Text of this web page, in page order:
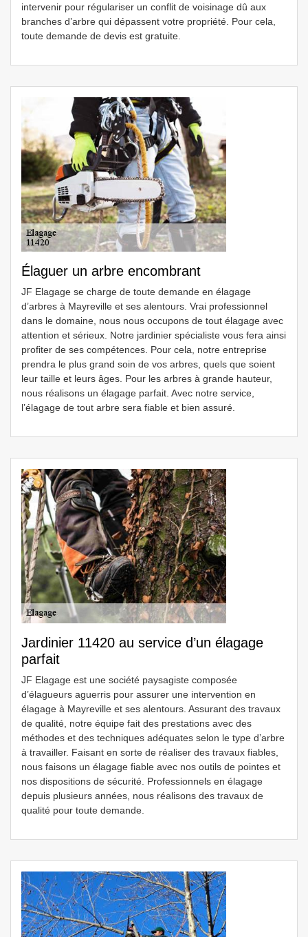
intervenir pour régulariser un conflit de voisinage dû aux
branches d’arbre qui dépassent votre propriété. Pour cela,
toute demande de devis est gratuite.
Élaguer un arbre encombrant
JF Elagage se charge de toute demande en élagage
d’arbres à Mayreville et ses alentours. Vrai professionnel
dans le domaine, nous nous occupons de tout élagage avec
attention et sérieux. Notre jardinier spécialiste vous fera ainsi
profiter de ses compétences. Pour cela, notre entreprise
prendra le plus grand soin de vos arbres, quels que soient
leur taille et leurs âges. Pour les arbres à grande hauteur,
nous réalisons un élagage parfait. Avec notre service,
l’élagage de tout arbre sera fiable et bien assuré.
Jardinier 11420 au service d’un élagage
parfait
JF Elagage est une société paysagiste composée
d’élagueurs aguerris pour assurer une intervention en
élagage à Mayreville et ses alentours. Assurant des travaux
de qualité, notre équipe fait des prestations avec des
méthodes et des techniques adéquates selon le type d’arbre
à travailler. Faisant en sorte de réaliser des travaux fiables,
nous faisons un élagage fiable avec nos outils de pointes et
nos dispositions de sécurité. Professionnels en élagage
depuis plusieurs années, nous réalisons des travaux de
qualité pour toute demande.